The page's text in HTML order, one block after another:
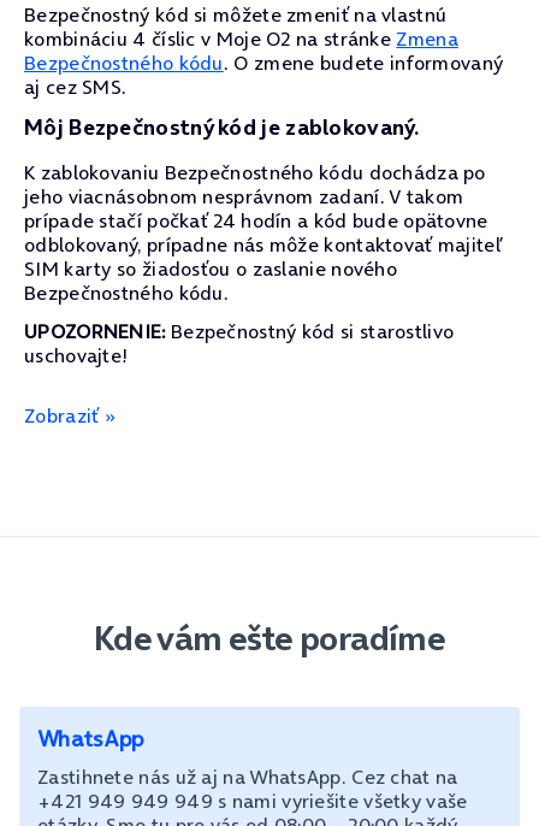
Bezpečnostný kód si môžete zmeniť na vlastnú
kombináciu 4 číslic v Moje O2 na stránke Zmena
Bezpečnostného kódu. O zmene budete informovaný
aj cez SMS.
Môj Bezpečnostný kód je zablokovaný.
K zablokovaniu Bezpečnostného kódu dochádza po
jeho viacnásobnom nesprávnom zadaní. V takom
prípade stačí počkať 24 hodín a kód bude opätovne
odblokovaný, prípadne nás môže kontaktovať majiteľ
SIM karty so žiadosťou o zaslanie nového
Bezpečnostného kódu.
UPOZORNENIE:Bezpečnostný kód si starostlivo
uschovajte!
Zobraziť »
Kde vám ešte poradíme
WhatsApp
Zastihnete nás už aj na WhatsApp. Cez chat na
+421 949 949 949 s nami vyriešite všetky vaše